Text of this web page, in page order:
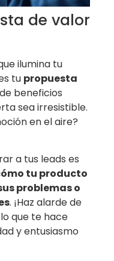
de valor
ilumina tu
tu propuesta
beneficios
sea irresistible.
en el aire?
a tus leads es
tu producto
problemas o
. ¡Haz alarde de
que te hace
y entusiasmo